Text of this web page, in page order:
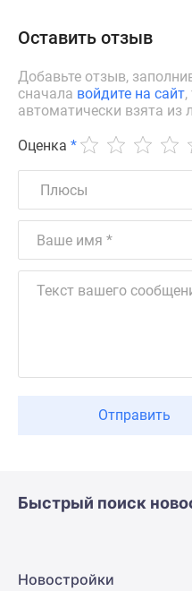
Оставить отзыв
Добавьте отзыв,
сначала войдите на сайт
автоматически взята из
Оценка *
Отправить
Быстрый поиск
Новостройки